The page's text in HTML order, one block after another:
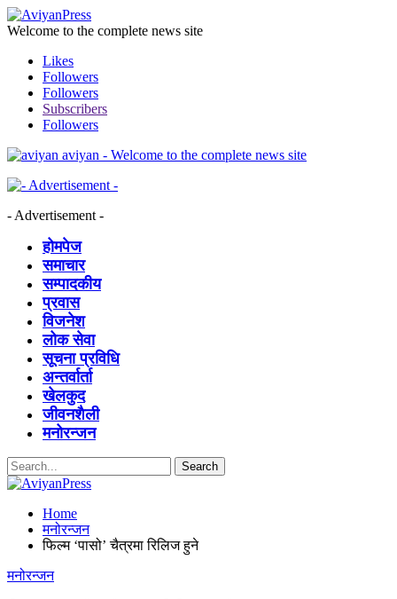
Welcome to the complete news site
Likes
Followers
Followers
Subscribers
Followers
aviyan - Welcome to the complete news site
- Advertisement -
होमपेज
समाचार
सम्पादकीय
प्रवास
विजनेश
लोक सेवा
सूचना प्रविधि
अन्तर्वार्ता
खेलकुद
जीवनशैली
मनोरन्जन
Home
मनोरन्जन
फिल्म ‘पासो’ चैत्रमा रिलिज हुने
मनोरन्जन